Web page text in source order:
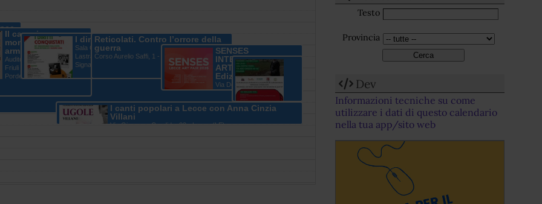
-
Il cammino per un
mondo libero da
armi nucleari
Auditorium della Regione
Friuli Venezia Giulia -
Pordenone
I diritti conquistati
Sala Consiglio Comunale
Lastra a Signa - Lastra a
Signa (FI)
Reticolati. Contro l’orrore della
guerra
Corso Aurelio Saffi, 1 - Genova (GE)
SENSES
INTERNATIONAL
ART FAIR 2026 - 4a
Edizione
Via Degli Ammirati, 11,
73100 - Lecce (LE)
Un’altra faccia
I canti popolari a Lecce con Anna Cinzia
Villani
Via Giuseppe Candido, 23 - Lecce (LE)
Testo
Provincia
Dev
Informazioni tecniche su come
utilizzare i dati di questo calendario
nella tua app/sito web